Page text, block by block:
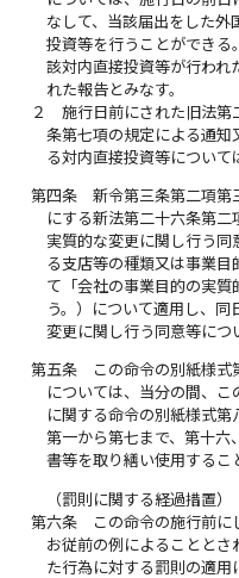
なして、当該届出をした
投資等を行うことができる
該対内直接投資等が行われ
れた報告とみなす。
２
施行日前にされた旧法
条第七項の規定による通
る対内直接投資等について
第四条
新令第三条第二項第
にする新法第二十六条第
実質的な変更に関し行う同
る支店等の種類又は事業
て「会社の事業目的の実
う。）について適用し、
変更に関し行う同意等につ
第五条
この命令の別紙様
については、当分の間、
に関する命令の別紙様式第
第一から第七まで、第十六
書等を取り繕い使用するこ
（罰則に関する経過措置）
第六条
この命令の施行前
お従前の例によることと
た行為に対する罰則の適用